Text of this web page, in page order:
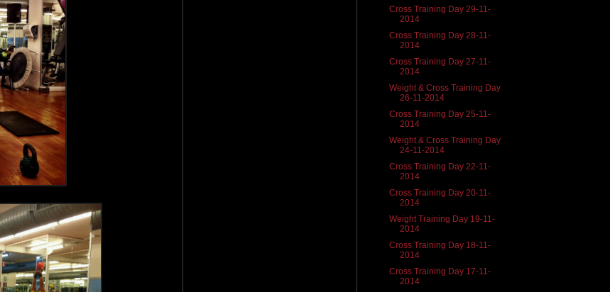
Cross Training Day 29-11-
2014
Cross Training Day 28-11-
2014
Cross Training Day 27-11-
2014
Weight & Cross Training Day
26-11-2014
Cross Training Day 25-11-
2014
Weight & Cross Training Day
24-11-2014
Cross Training Day 22-11-
2014
Cross Training Day 20-11-
2014
Weight Training Day 19-11-
2014
Cross Training Day 18-11-
2014
Cross Training Day 17-11-
2014